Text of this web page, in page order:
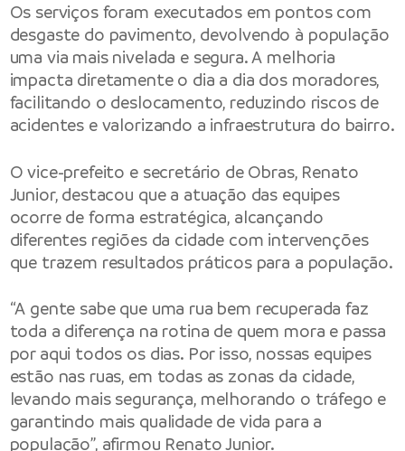
Os serviços foram executados em pontos com
desgaste do pavimento, devolvendo à população
uma via mais nivelada e segura. A melhoria
impacta diretamente o dia a dia dos moradores,
facilitando o deslocamento, reduzindo riscos de
acidentes e valorizando a infraestrutura do bairro.
O vice-prefeito e secretário de Obras, Renato
Junior, destacou que a atuação das equipes
ocorre de forma estratégica, alcançando
diferentes regiões da cidade com intervenções
que trazem resultados práticos para a população.
“A gente sabe que uma rua bem recuperada faz
toda a diferença na rotina de quem mora e passa
por aqui todos os dias. Por isso, nossas equipes
estão nas ruas, em todas as zonas da cidade,
levando mais segurança, melhorando o tráfego e
garantindo mais qualidade de vida para a
população”, afirmou Renato Junior.